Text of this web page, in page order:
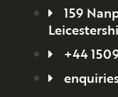
159
+44